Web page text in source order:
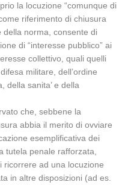
la locuzione “comunque di
riferimento di chiusura
della norma, consente di
di “interesse pubblico” ai
collettivo, quali quelli
militare, dell’ordine
della sanita’ e della
che, sebbene la
abbia il merito di ovviare
esemplificativa dei
tutela penale rafforzata,
ricorrere ad una locuzione
in altre disposizioni (ad es.